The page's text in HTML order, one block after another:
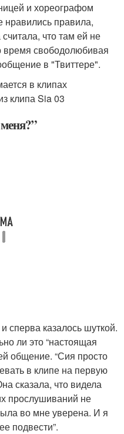
и хореографом
нравились правила,
что там ей не
время свободолюбивая
в "Твиттере".
сперва казалось шуткой.
ли это “настоящая
общение. “Сия просто
в клипе на первую
сказала, что видела
прослушиваний не
во мне уверена. И я
подвести”.